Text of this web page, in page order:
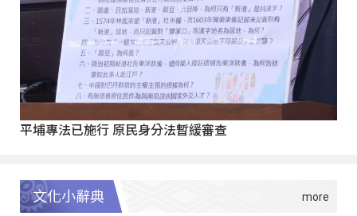
平埔專法已施行 原民身分法暫緩審查
文化小辭典